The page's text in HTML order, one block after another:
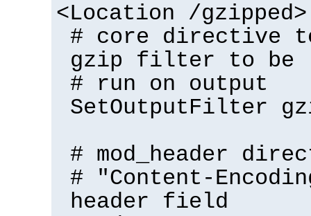
<Location /gzipped>
# core directive
gzip filter to be
# run on output
SetOutputFilter
# mod_header
# "Content-
header field